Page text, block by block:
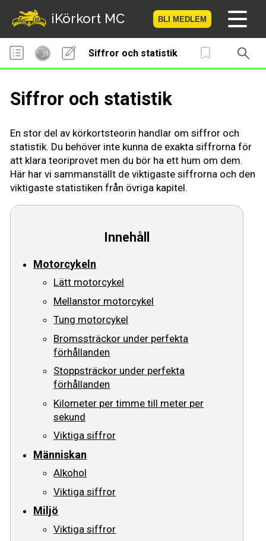
iKörkort MC BLI MEDLEM
Hem
Bli medlem
Prov
MC-Resan
Vägmärkesspelet
Körkortsteori
Checklista för ditt MC-kort
Vägmärken
Presentkort
Siffror och statistik
Siffror och statistik
En stor del av körkortsteorin handlar om siffror och
statistik. Du behöver inte kunna de exakta siffrorna för
att klara teoriprovet men du bör ha ett hum om dem.
Här har vi sammanställt de viktigaste siffrorna och den
viktigaste statistiken från övriga kapitel.
Innehåll
Motorcykeln
Lätt motorcykel
Mellanstor motorcykel
Tung motorcykel
Bromssträckor under perfekta
förhållanden
Stoppsträckor under perfekta
förhållanden
Kilometer per timme till meter per
sekund
Viktiga siffror
Människan
Alkohol
Viktiga siffror
Miljö
Viktiga siffror